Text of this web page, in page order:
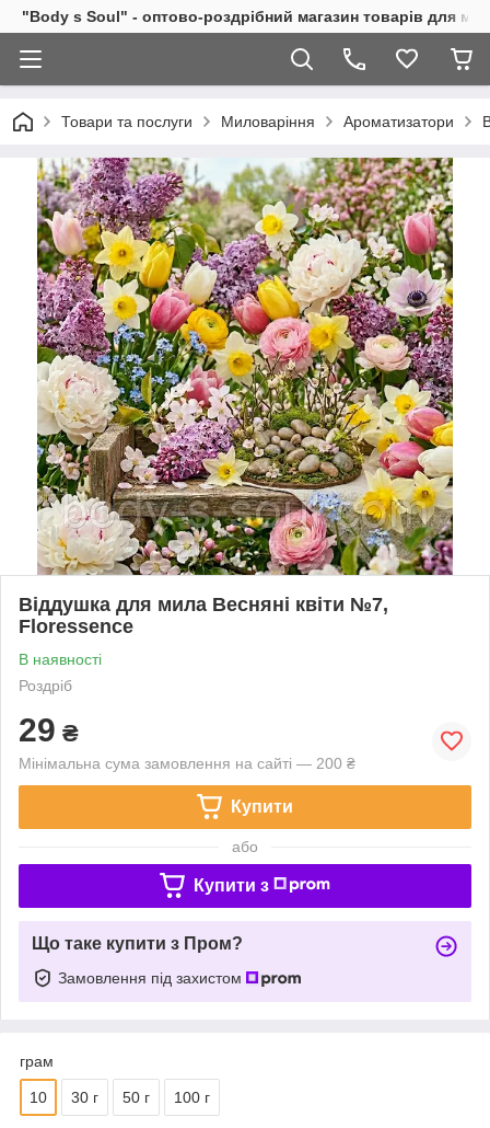
"Body s Soul" - оптово-роздрібний магазин товарів для
Товари та послуги Миловаріння Ароматизатори
Віддушка для мила Весняні квіти №7,
Floressence
В наявності
Роздріб
29 ₴
Мінімальна сума замовлення на сайті — 200 ₴
Купити
або
Купити з
Що таке купити з Пром?
Замовлення під захистом
грам
10 30 г 50 г 100 г